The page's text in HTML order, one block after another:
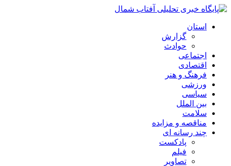
استان
گزارش
حوادث
اجتماعی
اقتصادی
فرهنگ و هنر
ورزشی
سیاسی
بین الملل
سلامت
مناقصه و مزایده
چند رسانه ای
پادکست
فیلم
تصاویر